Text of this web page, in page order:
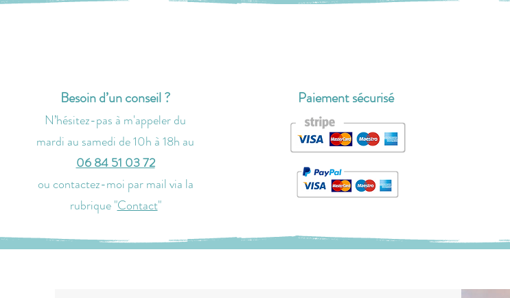
Besoin d’un conseil ?
N’hésitez-pas à m'appelerdu
mardi au samedi de 10h à 18h au
06 84 51 03 72
ou contactez-moi parmail via la
rubrique "Contact"
Paiement sécurisé